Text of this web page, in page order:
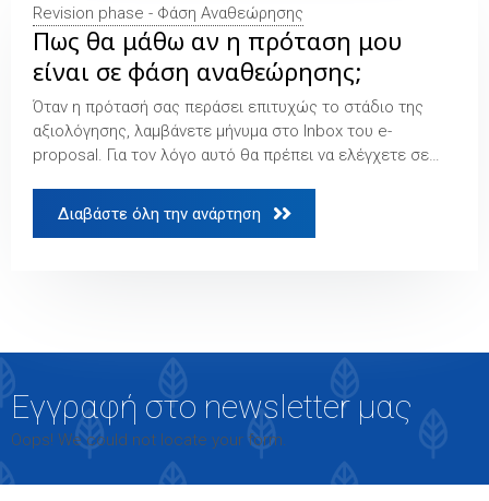
Revision phase - Φάση Αναθεώρησης
Πως θα μάθω αν η πρόταση μου
είναι σε φάση αναθεώρησης;
Όταν η πρότασή σας περάσει επιτυχώς το στάδιο της
αξιολόγησης, λαμβάνετε μήνυμα στο Inbox του e-
proposal. Για τον λόγο αυτό θα πρέπει να ελέγχετε σε…
Διαβάστε όλη την ανάρτηση 
Εγγραφή στο newsletter μας
Oops! We could not locate your form.